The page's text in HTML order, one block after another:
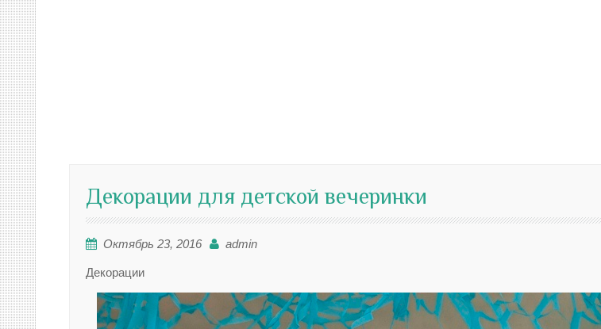
Декорации для детской вечеринки
Октябрь 23, 2016 admin
Декорации